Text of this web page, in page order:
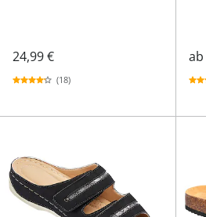
24,99 €
(18)
ab